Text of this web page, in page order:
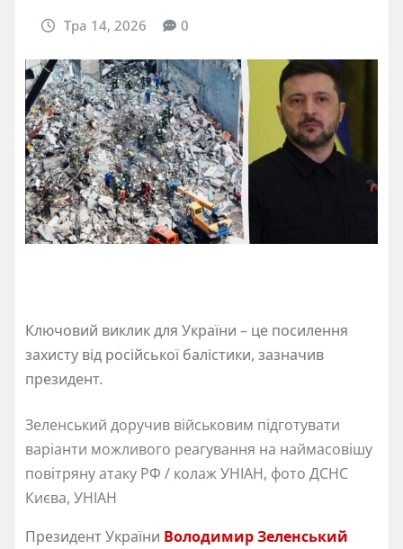
Тра 14, 2026 0
Ключовий виклик для України – це посилення
захисту від російської балістики, зазначив
президент.
Зеленський доручив військовим підготувати
варіанти можливого реагування на наймасовішу
повітряну атаку РФ / колаж УНІАН, фото ДСНС
Києва, УНІАН
Президент України Володимир Зеленський